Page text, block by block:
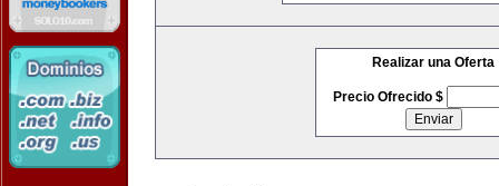
Realizar una Oferta
Precio Ofrecido $